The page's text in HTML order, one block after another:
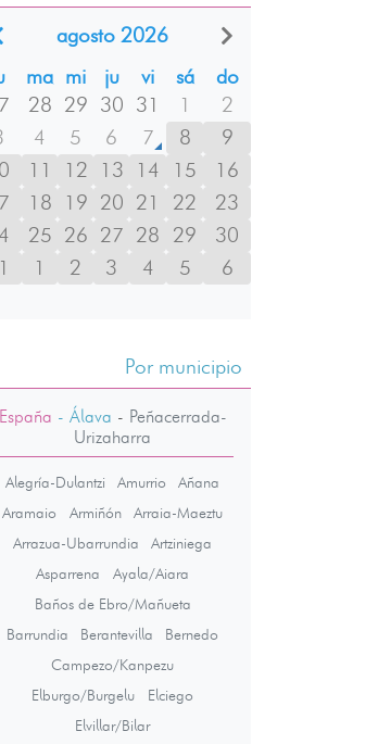
agosto 2026
ma mi ju vi sá
do
28 29 30 31 1
2
4 5 6 7 8
9
11 12 13 14 15
16
18 19 20 21 22
23
25 26 27 28 29
30
1 2 3 4 5 6
Por municipio
España - Álava - Peñacerrada-
Urizaharra
Alegría-Dulantzi Amurrio
Añana
Aramaio
Armiñón
Arraia-Maeztu
Arrazua-Ubarrundia
Artziniega
Asparrena
Ayala/Aiara
Baños de Ebro/Mañueta
Barrundia
Berantevilla
Bernedo
Campezo/Kanpezu
Elburgo/Burgelu
Elciego
Elvillar/Bilar